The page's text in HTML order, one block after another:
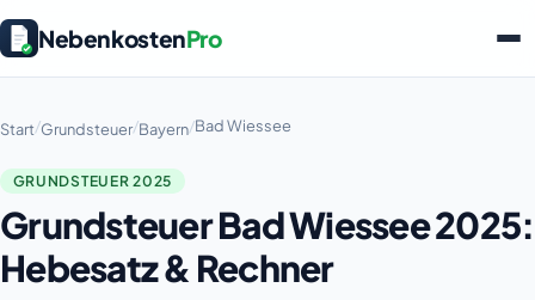
NebenkostenPro
Start/Grundsteuer/Bayern/Bad Wiessee
GRUNDSTEUER 2025
Grundsteuer Bad Wiessee 2025:
Hebesatz & Rechner